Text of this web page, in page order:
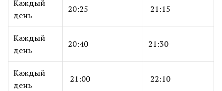
Каждый
день
20:25 21:15
Каждый
день
20:40 21:30
Каждый
день
21:00 22:10